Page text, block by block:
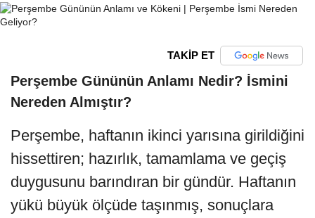
TAKİP ET
Perşembe Gününün Anlamı Nedir? İsmini
Nereden Almıştır?
Perşembe, haftanın ikinci yarısına girildiğini
hissettiren; hazırlık, tamamlama ve geçiş
duygusunu barındıran bir gündür. Haftanın
yükü büyük ölçüde taşınmış, sonuçlara